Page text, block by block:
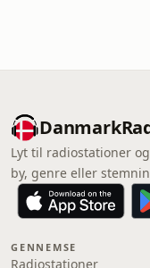
Lyt til radiostationer
by, genre eller
GENNEMSE
Radiostationer